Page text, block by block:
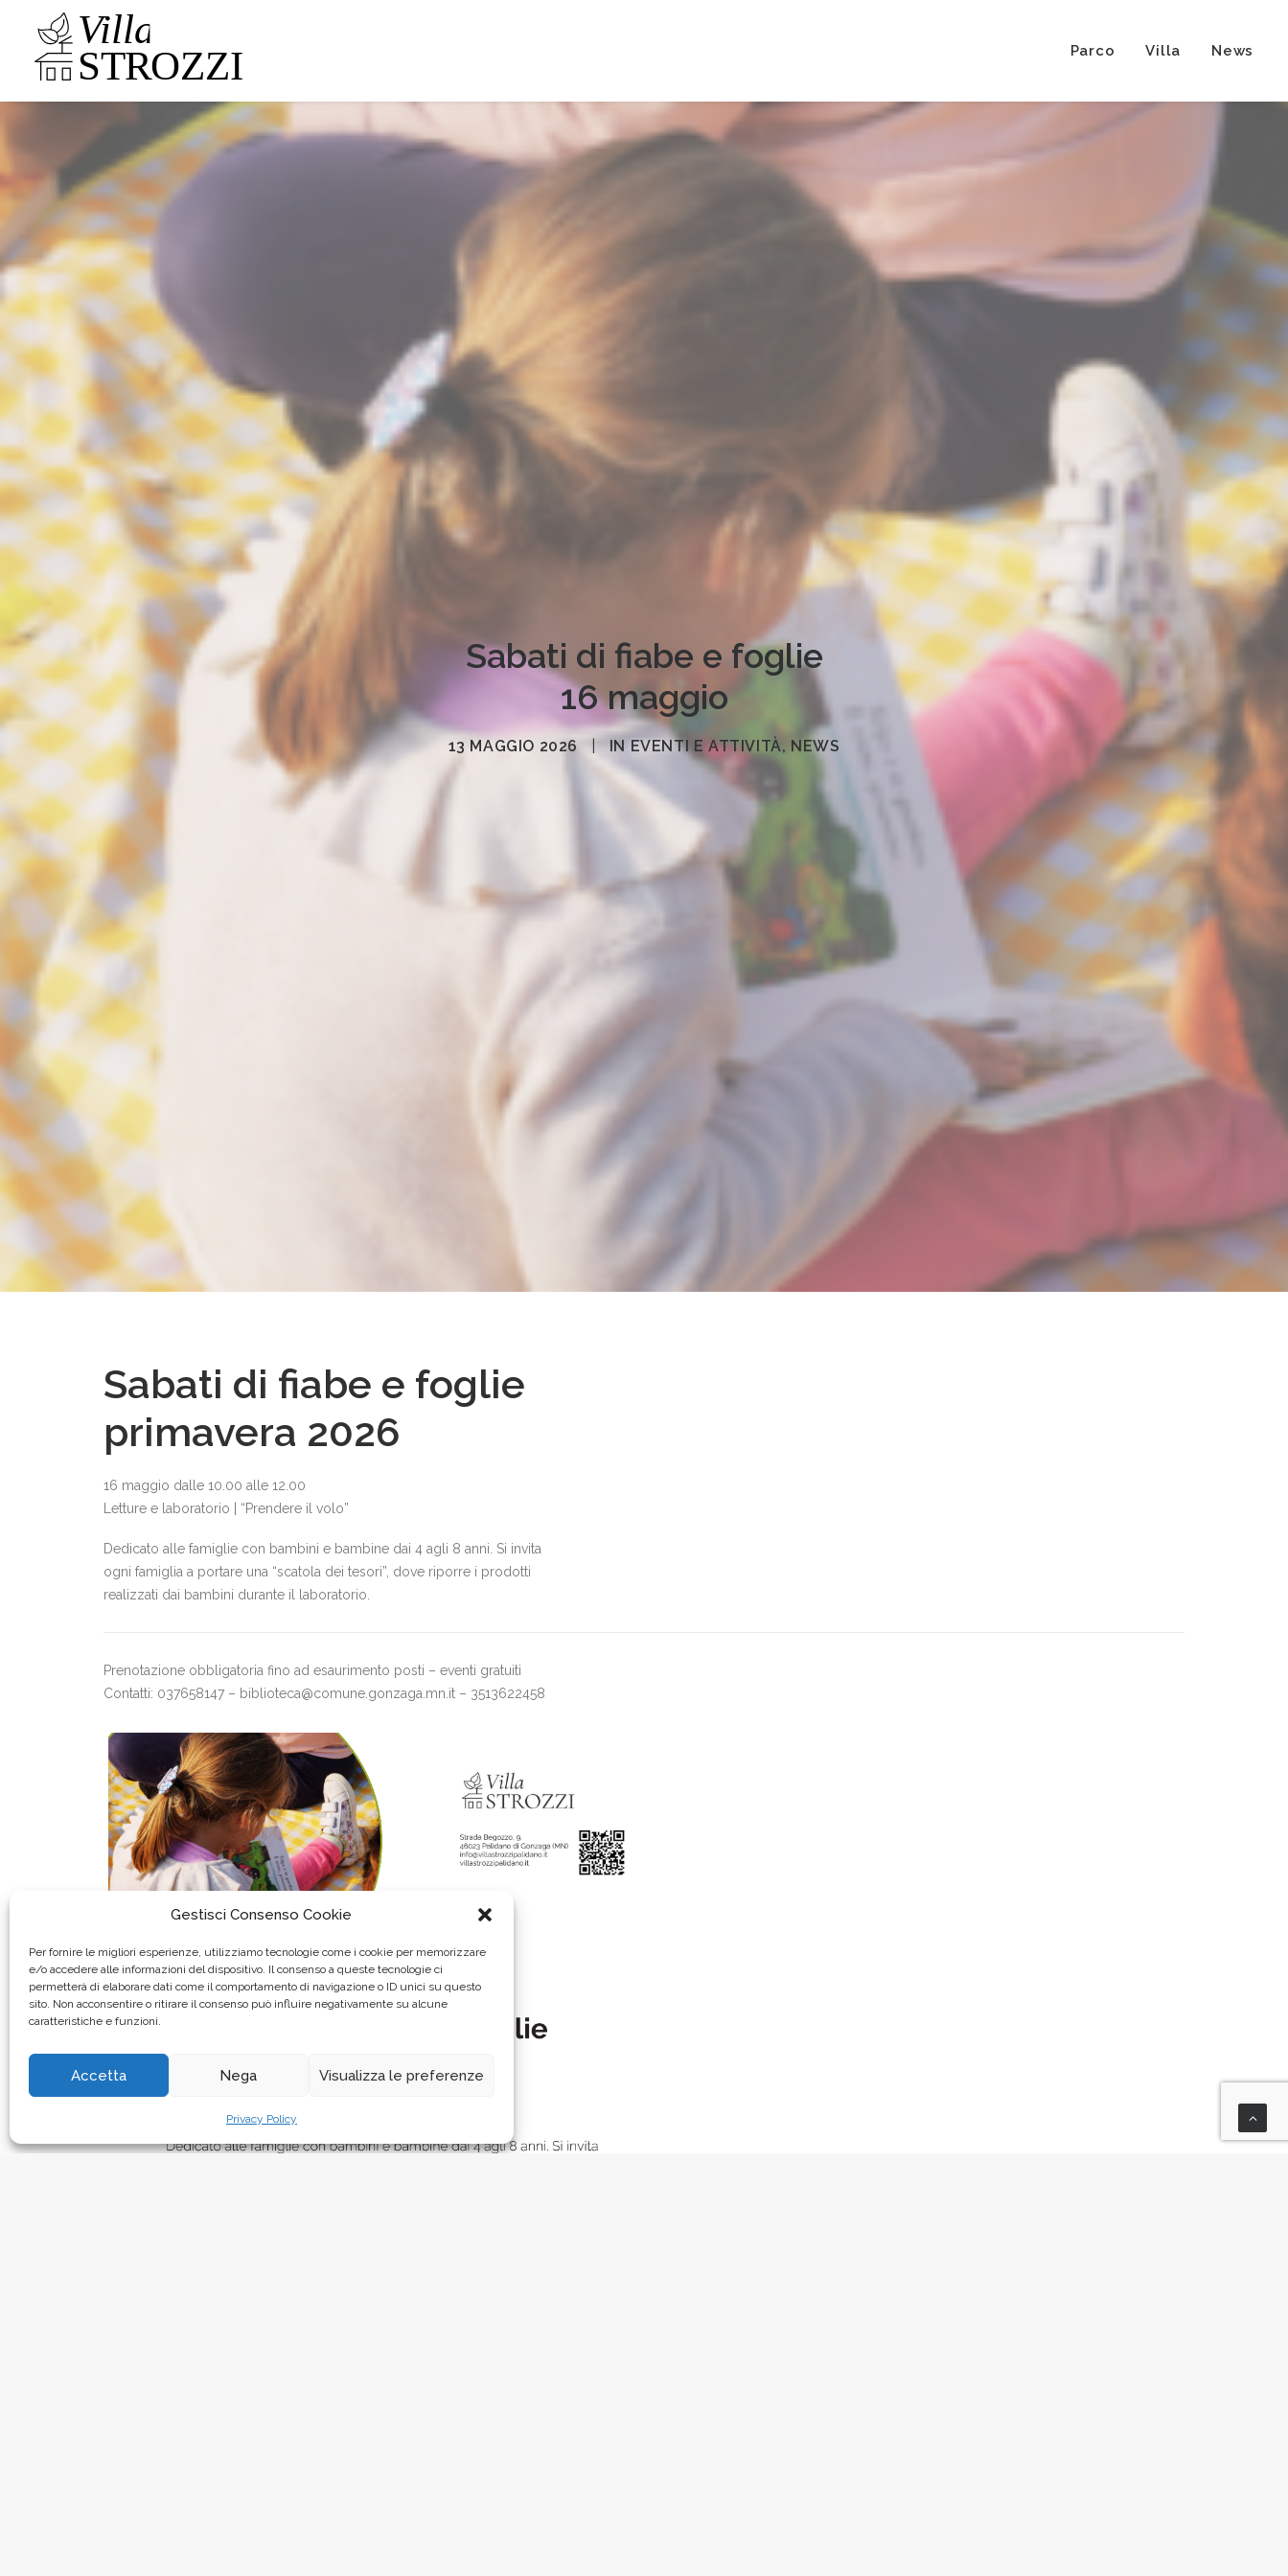
Gestisci Consenso Cookie
Per fornire le migliori esperienze, utilizziamo tecnologie come i cookie per memorizzare
e/o accedere alle informazioni del dispositivo. Il consenso a queste tecnologie ci
permetterà di elaborare dati come il comportamento di navigazione o ID unici su questo
sito. Non acconsentire o ritirare il consenso può influire negativamente su alcune
caratteristiche e funzioni.
Accetta Nega Visualizza le preferenze
Privacy Policy
Parco Villa News
Sabati di fiabe e foglie
16 maggio
13 MAGGIO 2026 IN EVENTI E ATTIVITÀ, NEWS
Sabati di fiabe e foglie
primavera 2026
16 maggio dalle 10.00 alle 12.00
Letture e laboratorio | “Prendere il volo”
Dedicato alle famiglie con bambini e bambine dai 4 agli 8 anni. Si invita
ogni famiglia a portare una “scatola dei tesori”, dove riporre i prodotti
realizzati dai bambini durante il laboratorio.
Prenotazione obbligatoria fino ad esaurimento posti – eventi gratuiti
Contatti: 037658147 – biblioteca@comune.gonzaga.mn.it – 3513622458